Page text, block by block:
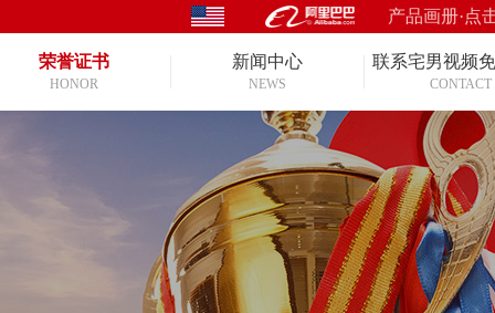
产品画册·点
荣誉证书
HONOR
新闻中心
NEWS
联系宅男视频
CONTACT